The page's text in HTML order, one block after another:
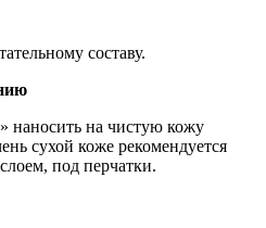
составу.
наносить на чистую кожу
сухой коже рекомендуется
под перчатки.